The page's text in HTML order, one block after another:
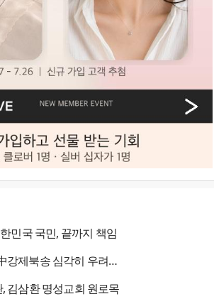
민국 국민, 끝까지 책임
강제북송 심각히 우려…
김삼환 명성교회 원로목